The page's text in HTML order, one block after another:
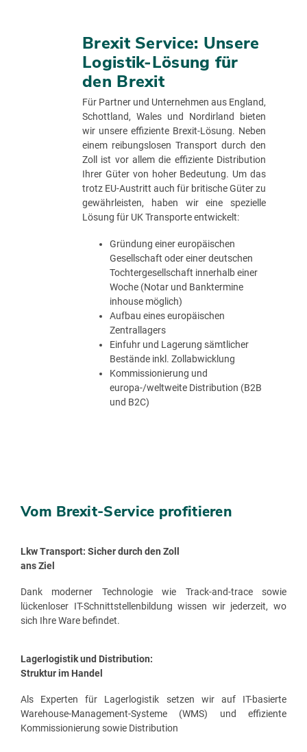
Brexit Service: Unsere
Logistik-Lösung für
den Brexit
Für Partner und Unternehmen aus England,
Schottland, Wales und Nordirland bieten
wir unsere effiziente Brexit-Lösung. Neben
einem reibungslosen Transport durch den
Zoll ist vor allem die effiziente Distribution
Ihrer Güter von hoher Bedeutung. Um das
trotz EU-Austritt auch für britische Güter zu
gewährleisten, haben wir eine spezielle
Lösung für UK Transporte entwickelt:
Gründung einer europäischen
Gesellschaft oder einer deutschen
Tochtergesellschaft innerhalb einer
Woche (Notar und Banktermine
inhouse möglich)
Aufbau eines europäischen
Zentrallagers
Einfuhr und Lagerung sämtlicher
Bestände inkl. Zollabwicklung
Kommissionierung und
europa-/weltweite Distribution (B2B
und B2C)
Vom Brexit-Service profitieren
Lkw Transport: Sicher durch den Zoll
ans Ziel
Dank moderner Technologie wie Track-and-trace sowie
lückenloser IT-Schnittstellenbildung wissen wir jederzeit, wo
sich Ihre Ware befindet.
Lagerlogistik und Distribution:
Struktur im Handel
Als Experten für Lagerlogistik setzen wir auf IT-basierte
Warehouse-Management-Systeme (WMS) und effiziente
Kommissionierung sowie Distribution